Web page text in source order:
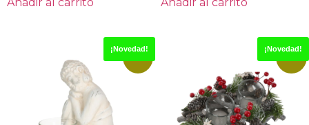
Añadir al carrito Añadir al carrito
¡Novedad! ¡Novedad!